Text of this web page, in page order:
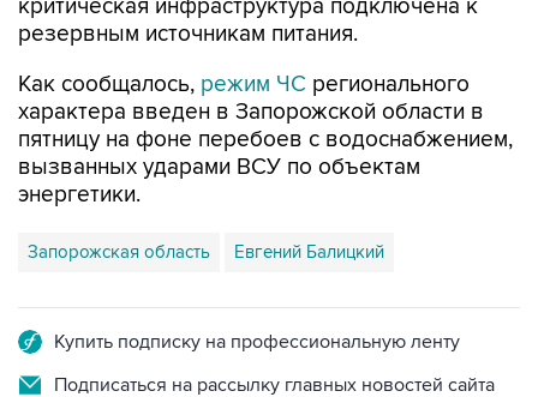
Как сообщалось,режим ЧСрегионального
пятницу на фоне перебоев с водоснабжением,
вызванных ударами ВСУ по объектам
энергетики.
Запорожская область
Подписаться на рассылку главных новостей сайта
Получать оперативные новости в официальном